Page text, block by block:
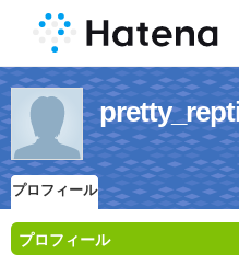
プロフィール
プロフィール